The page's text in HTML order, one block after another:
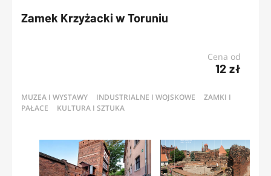
Zamek Krzyżacki w Toruniu
Cena od
12 zł
MUZEA I WYSTAWY INDUSTRIALNE I WOJSKOWE
ZAMKI I
PAŁACE
KULTURA I SZTUKA